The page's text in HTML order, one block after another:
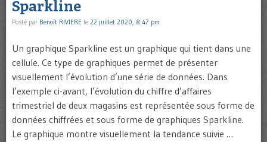
Sparkline
Posté par Benoît RIVIERE le 22 juillet 2020, 8:47 pm
Un graphique Sparkline est un graphique qui tient dans une
cellule. Ce type de graphiques permet de présenter
visuellement l’évolution d’une série de données. Dans
l’exemple ci-avant, l’évolution du chiffre d’affaires
trimestriel de deux magasins est représentée sous forme de
données chiffrées et sous forme de graphiques Sparkline.
Le graphique montre visuellement la tendance suivie …